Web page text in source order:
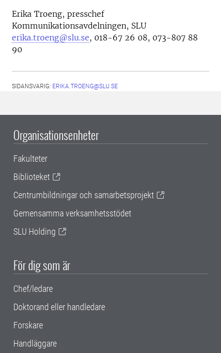
Erika Troeng, presschef
Kommunikationsavdelningen, SLU
erika.troeng@slu.se, 018-67 26 08, 073-807 88
90
SIDANSVARIG: ERIKA.TROENG@SLU.SE
Organisationsenheter
Fakulteter
Biblioteket
Centrumbildningar och samarbetsprojekt
Gemensamma verksamhetsstödet
SLU Holding
För dig som är
Chef/ledare
Doktorand eller handledare
Forskare
Handläggare